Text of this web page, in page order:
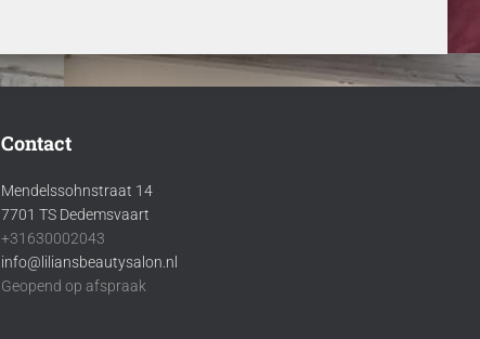
Contact
Mendelssohnstraat 14
7701 TS Dedemsvaart
+31630002043
info@liliansbeautysalon.nl
Geopend op afspraak